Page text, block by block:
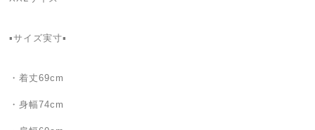
▪️サイズ実寸▪️
・着丈69cm
・身幅74cm